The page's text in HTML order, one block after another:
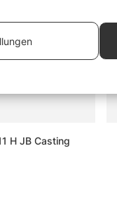
H JB Casting